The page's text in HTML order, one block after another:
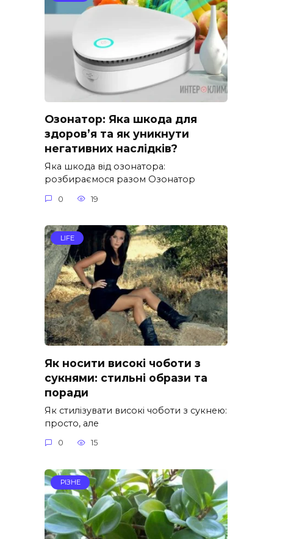
Озонатор: Яка шкода для
здоров’я та як уникнути
негативних наслідків?
Яка шкода від озонатора:
розбираємося разом Озонатор
0 19
LIFE
Як носити високі чоботи з
сукнями: стильні образи та
поради
Як стилізувати високі чоботи з сукнею:
просто, але
0 15
РІЗНЕ